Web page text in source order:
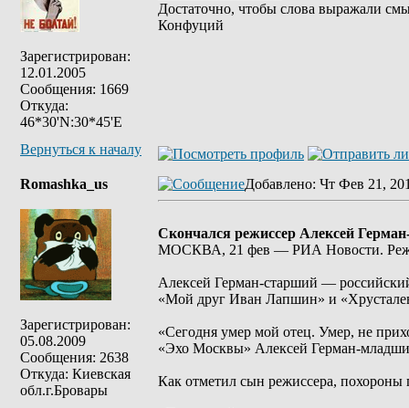
Зарегистрирован:
12.01.2005
Сообщения: 1669
Откуда:
46*30'N:30*45'E
Достаточно, чтобы слова выражали
Конфуций
Вернуться к началу
Romashka_us
Зарегистрирован:
05.08.2009
Сообщения: 2638
Откуда: Киевская
обл.г.Бровары
Добавлено: Чт Фев 21,
Скончался режиссер Алексей
МОСКВА, 21 фев — РИА Новости.
Алексей Герман-старший —
«Мой друг Иван Лапшин» и
«Сегодня умер мой отец. Умер, не
«Эхо Москвы» Алексей Герман-
Как отметил сын режиссера,